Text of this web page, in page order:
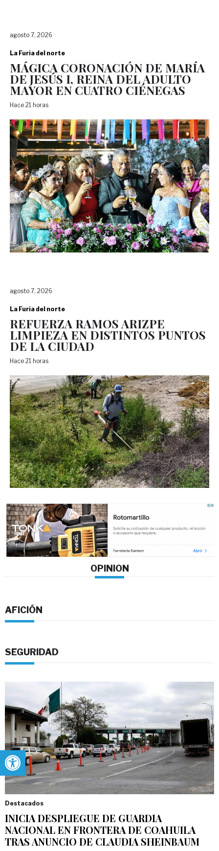
Abrir barra de herramientas
agosto 7, 2026
La Furia del norte
MÁGICA CORONACIÓN DE MARÍA
DE JESÚS I, REINA DEL ADULTO
MAYOR EN CUATRO CIÉNEGAS
Hace 21 horas
agosto 7, 2026
La Furia del norte
REFUERZA RAMOS ARIZPE
LIMPIEZA EN DISTINTOS PUNTOS
DE LA CIUDAD
Hace 21 horas
OPINION
AFICIÓN
SEGURIDAD
Destacados
INICIA DESPLIEGUE DE GUARDIA
NACIONAL EN FRONTERA DE COAHUILA
TRAS ANUNCIO DE CLAUDIA SHEINBAUM